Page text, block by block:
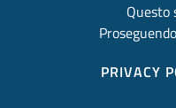
Questo
PRIVACY